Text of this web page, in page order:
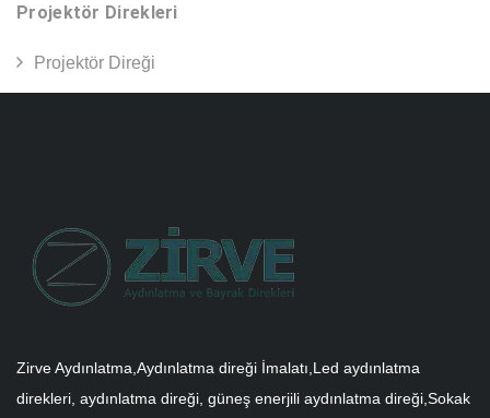
Projektör Direkleri
Projektör Direği
Zirve Aydınlatma,Aydınlatma direği İmalatı,Led aydınlatma
direkleri, aydınlatma direği, güneş enerjili aydınlatma direği,Sokak